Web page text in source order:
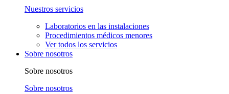
Nuestros servicios
Laboratorios en las instalaciones
Procedimientos médicos menores
Ver todos los servicios
Sobre nosotros
Sobre nosotros
Sobre nosotros